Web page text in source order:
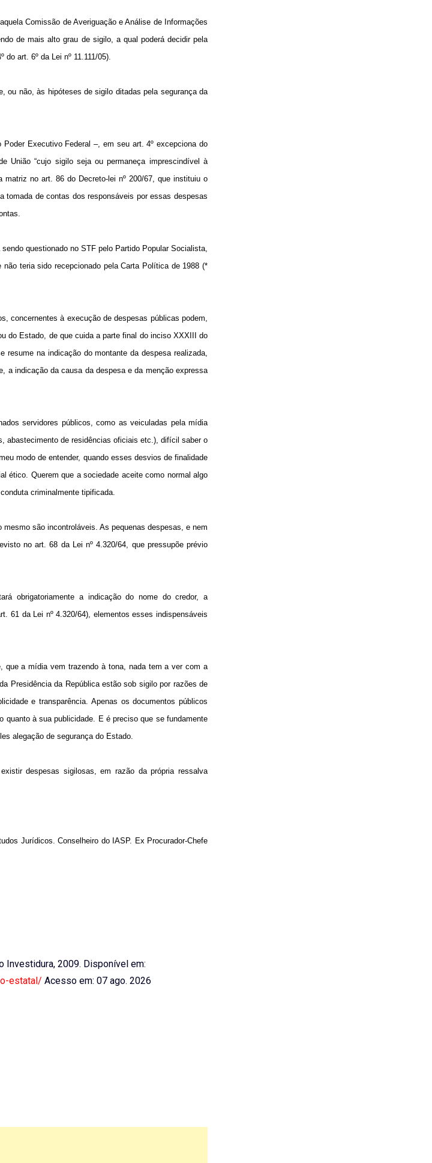
Comissão de Averiguação e Análise de Informações
de mais alto grau de sigilo, a qual poderá decidir pela
art. 6º da Lei nº 11.111/05).
ou não, às hipóteses de sigilo ditadas pela segurança da
Executivo Federal –, em seu art. 4º excepciona do
União “cujo sigilo seja ou permaneça imprescindível à
no art. 86 do Decreto-lei nº 200/67, que instituiu o
tomada de contas dos responsáveis por essas despesas
questionado no STF pelo Partido Popular Socialista,
teria sido recepcionado pela Carta Política de 1988 (*
concernentes à execução de despesas públicas podem,
do Estado, de que cuida a parte final do inciso XXXIII do
na indicação do montante da despesa realizada,
a indicação da causa da despesa e da menção expressa
servidores públicos, como as veiculadas pela mídia
abastecimento de residências oficiais etc.), difícil saber o
modo de entender, quando esses desvios de finalidade
ético. Querem que a sociedade aceite como normal algo
criminalmente tipificada.
são incontroláveis. As pequenas despesas, e nem
no art. 68 da Lei nº 4.320/64, que pressupõe prévio
obrigatoriamente a indicação do nome do credor, a
61 da Lei nº 4.320/64), elementos esses indispensáveis
que a mídia vem trazendo à tona, nada tem a ver com a
Presidência da República estão sob sigilo por razões de
e transparência. Apenas os documentos públicos
à sua publicidade. E é preciso que se fundamente
alegação de segurança do Estado.
despesas sigilosas, em razão da própria ressalva
Jurídicos. Conselheiro do IASP. Ex Procurador-Chefe
Investidura, 2009. Disponível em:
estatal/ Acesso em: 07 ago. 2026